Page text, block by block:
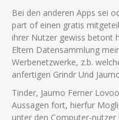
Bei den anderen Apps sei
part of einen gratis
ihrer Nutzer gewiss betont
Eltern Datensammlung
Werbenetzwerke, z.b.
anfertigen Grindr Und
Tinder, Jaumo Ferner
Aussagen fort, hierfur
unter den Computer-nutzer